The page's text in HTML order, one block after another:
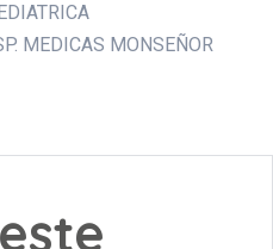
MEDICAS MONSEÑOR